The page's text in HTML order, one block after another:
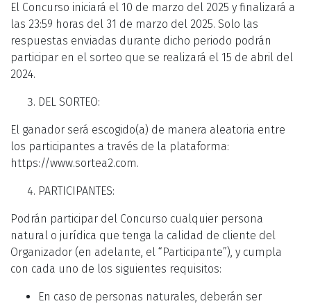
El Concurso iniciará el 10 de marzo del 2025 y finalizará a
las 23:59 horas del 31 de marzo del 2025. Solo las
respuestas enviadas durante dicho periodo podrán
participar en el sorteo que se realizará el 15 de abril del
2024.
DEL SORTEO:
El ganador será escogido(a) de manera aleatoria entre
los participantes a través de la plataforma:
https://www.sortea2.com.
PARTICIPANTES:
Podrán participar del Concurso cualquier persona
natural o jurídica que tenga la calidad de cliente del
Organizador (en adelante, el “Participante”), y cumpla
con cada uno de los siguientes requisitos:
En caso de personas naturales, deberán ser